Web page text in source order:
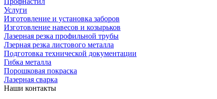
Услуги
Изготовление и установка заборов
Изготовление навесов и козырьков
Лазерная резка профильной трубы
Лзерная резка листового металла
Подготовка технической документации
Гибка металла
Порошковая покраска
Лазерная сварка
Наши контакты